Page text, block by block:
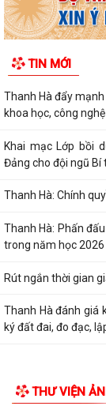
TIN MỚI
Thanh Hà đẩy
khoa học, công nghệ
Khai mạc Lớp bồi
Đảng cho đội ngũ Bí
Thanh Hà: Chính
Thanh Hà: Phấn
trong năm học
Rút ngắn thời gian
Thanh Hà đánh giá
ký đất đai, đo đạc,
THƯ VIỆN